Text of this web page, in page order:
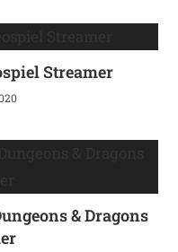
Streamer
& Dragons